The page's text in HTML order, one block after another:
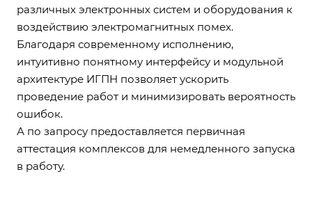
различных электронных систем и оборудования к
воздействию электромагнитных помех.
Благодаря современному исполнению,
интуитивно понятному интерфейсу и модульной
архитектуре ИГПН позволяет ускорить
проведение работ и минимизировать вероятность
ошибок.
А по запросу предоставляется первичная
аттестация комплексов для немедленного запуска
в работу.